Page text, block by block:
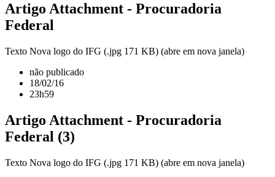
Artigo Attachment - Procuradoria
Federal
Texto Nova logo do IFG (.jpg 171 KB) (abre em nova janela)
não publicado
18/02/16
23h59
Artigo Attachment - Procuradoria
Federal (3)
Texto Nova logo do IFG (.jpg 171 KB) (abre em nova janela)